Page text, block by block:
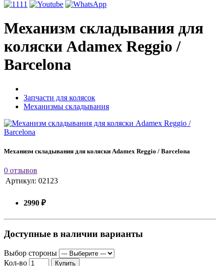
Механизм складывания для
коляски Adamex Reggio /
Barcelona
Запчасти для колясок
Механизмы складывания
Механизм складывания для коляски Adamex Reggio / Barcelona
0 отзывов
Артикул: 02123
2990 ₽
Доступные в наличии варианты
Выбор стороны
Кол-во
Купить